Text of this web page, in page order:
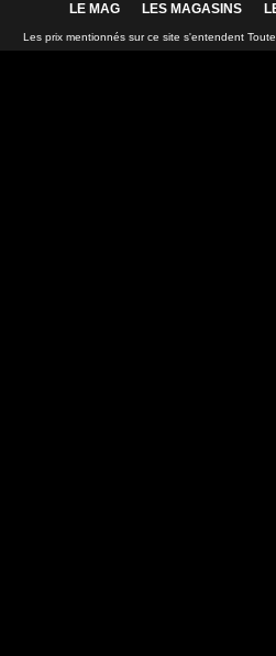
LE MAG LES MAGASINS
Les prix mentionnés sur ce site s'entendent